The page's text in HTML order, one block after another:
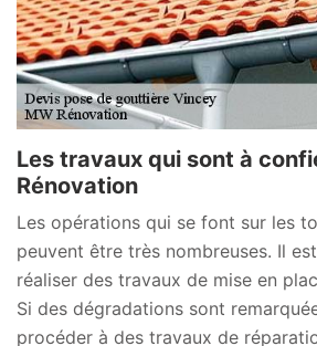
Les travaux qui sont à
Rénovation
Les opérations qui se font sur les
peuvent être très nombreuses. Il
réaliser des travaux de mise en
Si des dégradations sont
procéder à des travaux de